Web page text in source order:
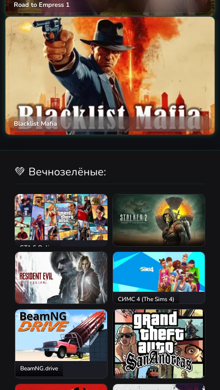
Road to Empress 1
Blacklist Mafia
💚 Вечнозелёные:
GTA 5 Online
S.T.A.L.K.E.R. 2: Heart of
Chornobyl
Resident Evil Requiem
СИМС 4 (The Sims 4)
BeamNG.drive
GTA San Andreas